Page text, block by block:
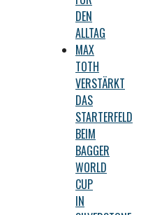
DEN
ALLTAG
MAX
TOTH
VERSTÄRKT
DAS
STARTERFELD
BEIM
BAGGER
WORLD
CUP
IN